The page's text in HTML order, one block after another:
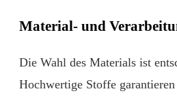
Material- und
Die Wahl des Materials ist
Hochwertige Stoffe